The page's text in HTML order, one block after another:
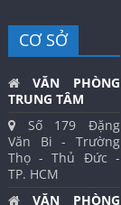
CƠ SỞ
VĂN PHÒNG
TRUNG TÂM
Số 179 Đặng
Văn Bi - Trường
Thọ - Thủ Đức -
TP. HCM
VĂN PHÒNG